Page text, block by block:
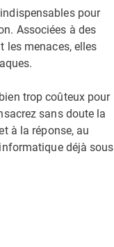
pour
Associées à des
menaces, elles
trop coûteux pour
sans doute la
à la réponse, au
déjà sous